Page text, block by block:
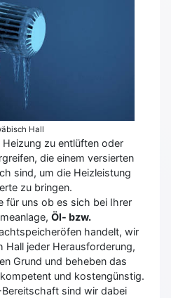
Hall
zu entlüften oder
die einem versierten
sind, um die Heizleistung
zu bringen.
für uns ob es sich bei Ihrer
Öl- bzw.
handelt, wir
Hall jeder Herausforderung,
Grund und beheben das
und kostengünstig.
sind wir dabei